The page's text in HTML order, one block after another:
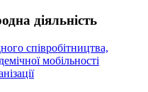
діяльність
співробітництва,
мобільності